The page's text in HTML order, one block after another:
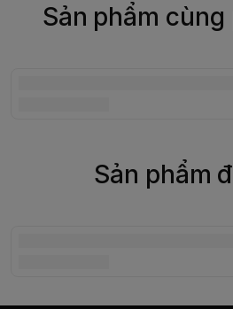
Sản phẩm
Sản phẩm